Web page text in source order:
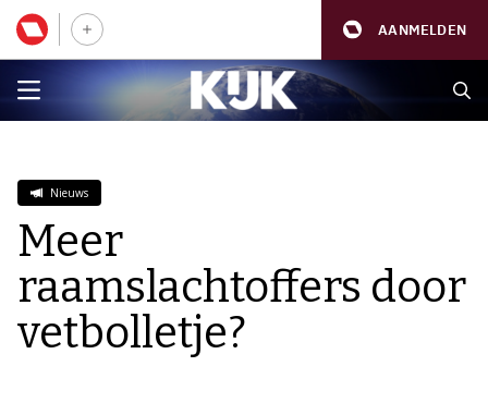
AANMELDEN
Nieuws
Meer
raamslachtoffers door
vetbolletje?